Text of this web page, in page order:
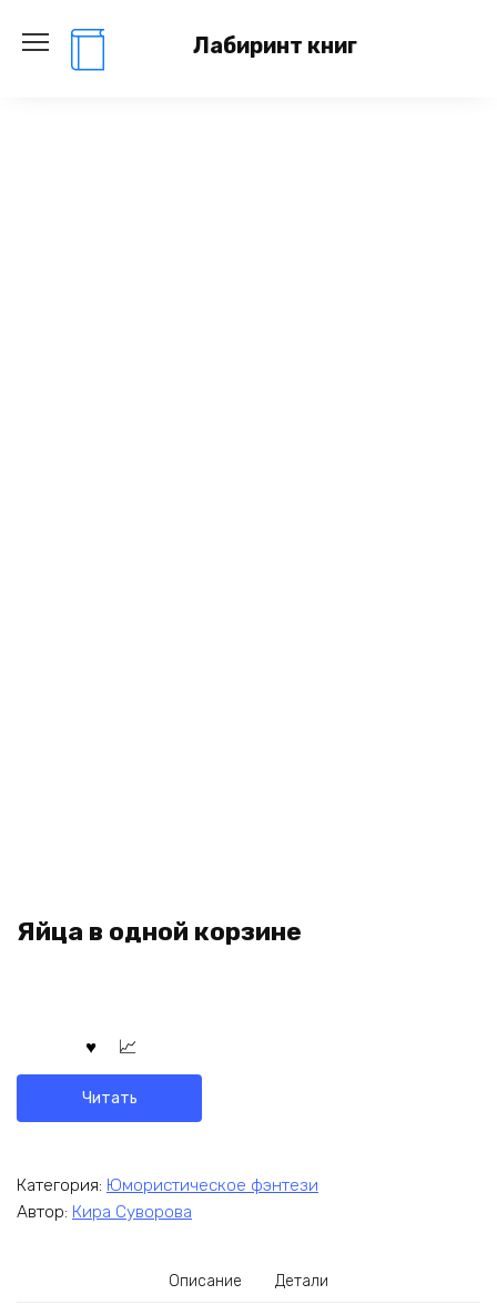
содержанию
Лабиринт книг
Яйца в одной корзине
Читать
Категория: Юмористическое фэнтези
Автор: Кира Суворова
Описание Детали